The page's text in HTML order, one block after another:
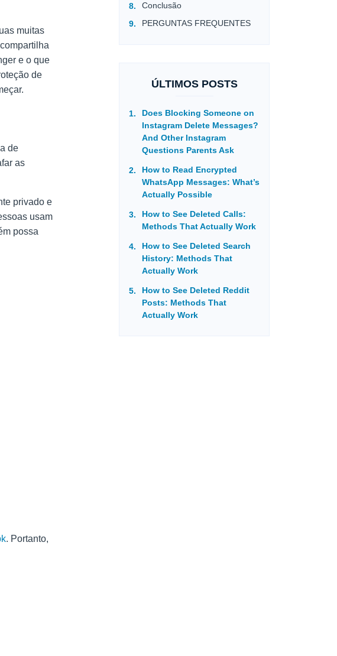
muitas
e o que
de
de
as
privado e
usam
possa
. Portanto,
Conclusão
PERGUNTAS FREQUENTES
ÚLTIMOS POSTS
Does Blocking Someone on
Instagram Delete Messages?
And Other Instagram
Questions Parents Ask
How to Read Encrypted
WhatsApp Messages: What’s
Actually Possible
How to See Deleted Calls:
Methods That Actually Work
How to See Deleted Search
History: Methods That
Actually Work
How to See Deleted Reddit
Posts: Methods That
Actually Work